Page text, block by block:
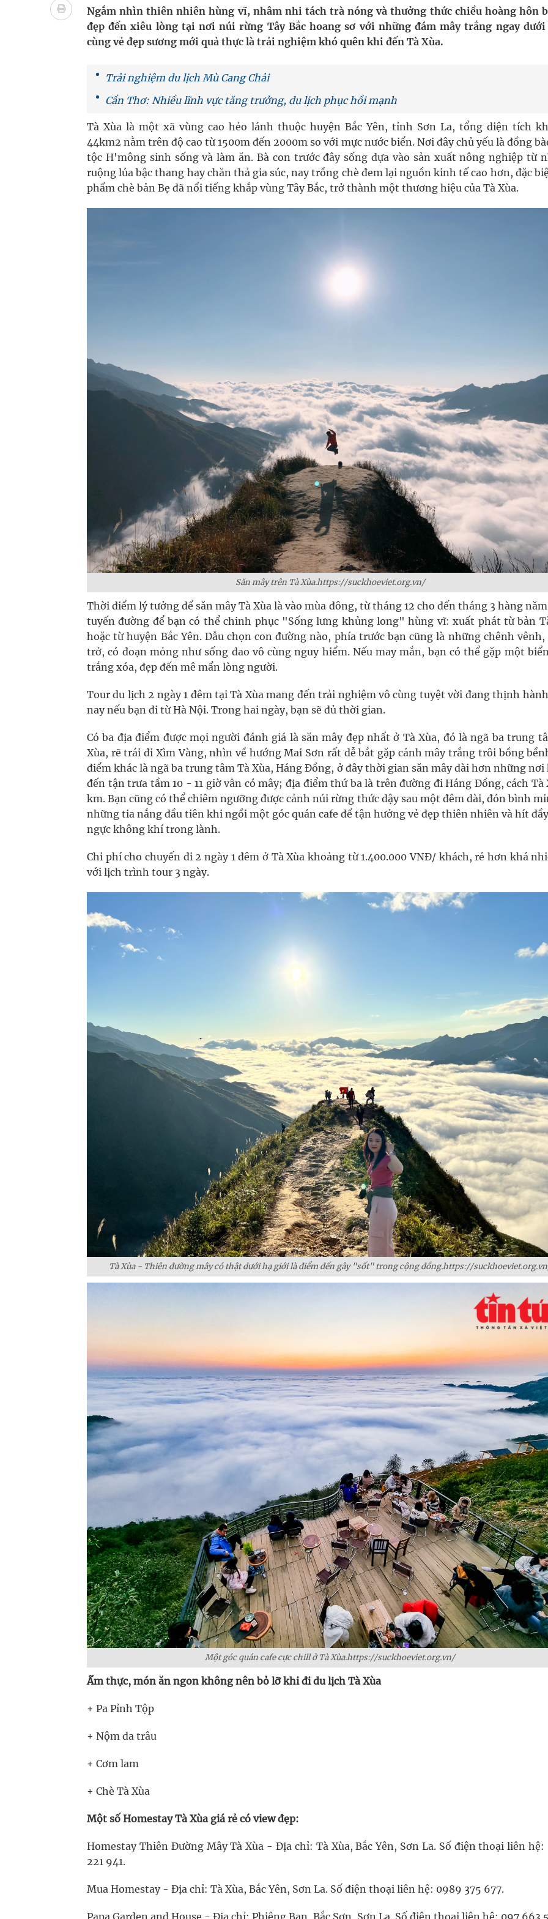
Vương Thành Công: Khi việc học bắt đầu từ trải nghiệm thực tế
Chấn chỉnh hoạt động kinh doanh dược liệu
Ngắm nhìn thiên nhiên hùng vĩ, nhâm nhi tách trà nóng và thưởng thức chiều hoàng hôn
đẹp đến xiêu lòng tại nơi núi rừng Tây Bắc hoang sơ với những đám mây trắng ngay dưới
cùng vẻ đẹp sương mới quả thực là trải nghiệm khó quên khi đến Tà Xùa.
Trải nghiệm du lịch Mù Cang Chải
Cần Thơ: Nhiều lĩnh vực tăng trưởng, du lịch phục hồi mạnh
Tà Xùa là một xã vùng cao hẻo lánh thuộc huyện Bắc Yên, tỉnh Sơn La, tổng diện tích
44km2 nằm trên độ cao từ 1500m đến 2000m so với mực nước biển. Nơi đây chủ yếu là đồng
tộc H'mông sinh sống và làm ăn. Bà con trước đây sống dựa vào sản xuất nông nghiệp từ
ruộng lúa bậc thang hay chăn thả gia súc, nay trồng chè đem lại nguồn kinh tế cao hơn, đặc
phẩm chè bản Bẹ đã nổi tiếng khắp vùng Tây Bắc, trở thành một thương hiệu của Tà Xùa.
Săn mây trên Tà Xùa.https://suckhoeviet.org.vn/
Thời điểm lý tưởng để săn mây Tà Xùa là vào mùa đông, từ tháng 12 cho đến tháng 3 hàng
tuyến đường để bạn có thể chinh phục "Sống lưng khủng long" hùng vĩ: xuất phát từ bản
hoặc từ huyện Bắc Yên. Dẫu chọn con đường nào, phía trước bạn cũng là những chênh
trở, có đoạn mỏng như sống dao vô cùng nguy hiểm. Nếu may mắn, bạn có thể gặp một
trắng xóa, đẹp đến mê mẩn lòng người.
Tour du lịch 2 ngày 1 đêm tại Tà Xùa mang đến trải nghiệm vô cùng tuyệt vời đang thịnh
nay nếu bạn đi từ Hà Nội. Trong hai ngày, bạn sẽ đủ thời gian.
Có ba địa điểm được mọi người đánh giá là săn mây đẹp nhất ở Tà Xùa, đó là ngã ba trung
Xùa, rẽ trái đi Xìm Vàng, nhìn về hướng Mai Sơn rất dễ bắt gặp cảnh mây trắng trôi bồng
điểm khác là ngã ba trung tâm Tà Xùa, Háng Đồng, ở đây thời gian săn mây dài hơn những nơi
đến tận trưa tầm 10 - 11 giờ vẫn có mây; địa điểm thứ ba là trên đường đi Háng Đồng, cách Tà
km. Bạn cũng có thể chiêm ngưỡng được cảnh núi rừng thức dậy sau một đêm dài, đón bình
những tia nắng đầu tiên khi ngồi một góc quán cafe để tận hưởng vẻ đẹp thiên nhiên và hít
ngực không khí trong lành.
Chi phí cho chuyến đi 2 ngày 1 đêm ở Tà Xùa khoảng từ 1.400.000 VNĐ/ khách, rẻ hơn khá
với lịch trình tour 3 ngày.
Tà Xùa - Thiên đường mây có thật dưới hạ giới là điểm đến gây "sốt" trong cộng đồng.https://
Một góc quán cafe cực chill ở Tà Xùa.https://suckhoeviet.org.vn/
Ẩm thực, món ăn ngon không nên bỏ lỡ khi đi du lịch Tà Xùa
+ Pa Pỉnh Tộp
+ Nộm da trâu
+ Cơm lam
+ Chè Tà Xùa
Một số Homestay Tà Xùa giá rẻ có view đẹp:
Homestay Thiên Đường Mây Tà Xùa - Địa chỉ: Tà Xùa, Bắc Yên, Sơn La. Số điện thoại liên hệ:
221 941.
Mua Homestay - Địa chỉ: Tà Xùa, Bắc Yên, Sơn La. Số điện thoại liên hệ: 0989 375 677.
Papa Garden and House - Địa chỉ: Phiêng Ban, Bắc Sơn, Sơn La. Số điện thoại liên hệ: 097 663